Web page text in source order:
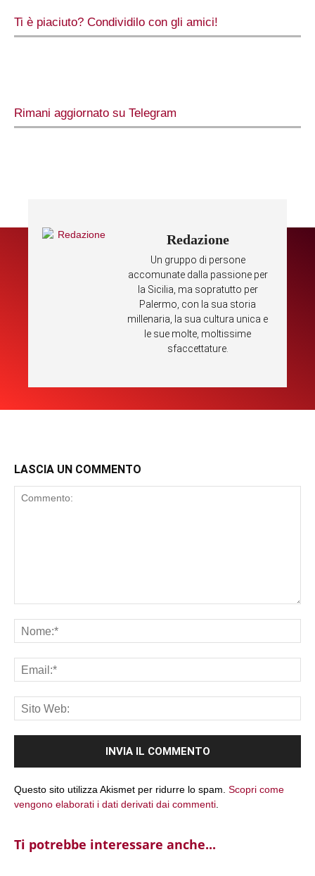
Ti è piaciuto? Condividilo con gli amici!
Rimani aggiornato su Telegram
Redazione
Un gruppo di persone
accomunate dalla passione per
la Sicilia, ma sopratutto per
Palermo, con la sua storia
millenaria, la sua cultura unica e
le sue molte, moltissime
sfaccettature.
LASCIA UN COMMENTO
Questo sito utilizza Akismet per ridurre lo spam. Scopri come
vengono elaborati i dati derivati dai commenti
Ti potrebbe interessare anche...